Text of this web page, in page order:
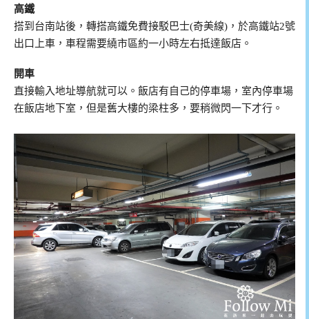
高鐵
搭到台南站後，轉搭高鐵免費接駁巴士(奇美線)，於高鐵站2號
出口上車，車程需要繞市區約一小時左右抵達飯店。
開車
直接輸入地址導航就可以。飯店有自己的停車場，室內停車場
在飯店地下室，但是舊大樓的梁柱多，要稍微閃一下才行。